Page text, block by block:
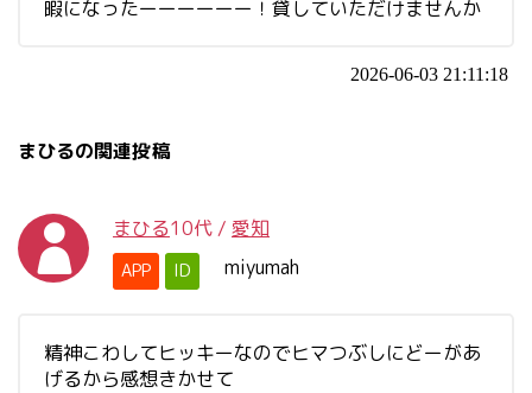
暇になったーーーーーー！貸していただけませんか
2026-06-03 21:11:18
まひるの関連投稿
まひる10代 / 愛知
APP ID miyumah
精神こわしてヒッキーなのでヒマつぶしにどーがあ
げるから感想きかせて